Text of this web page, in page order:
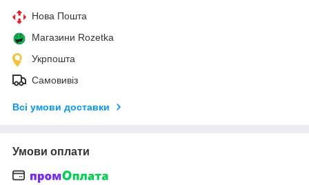
Нова Пошта
Магазини Rozetka
Укрпошта
Самовивіз
Всі умови доставки
Умови оплати